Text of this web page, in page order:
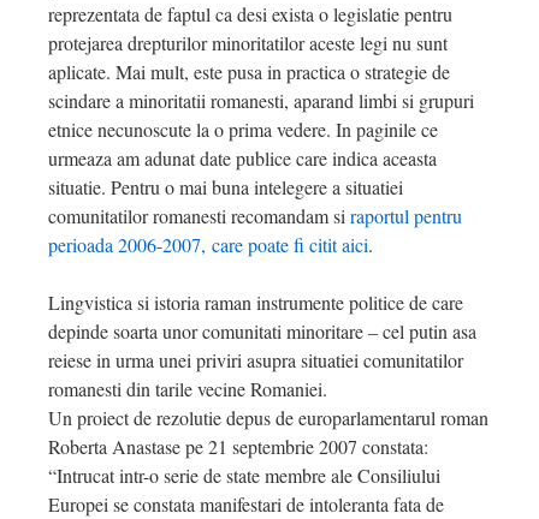
reprezentata de faptul ca desi exista o legislatie pentru
protejarea drepturilor minoritatilor aceste legi nu sunt
aplicate. Mai mult, este pusa in practica o strategie de
scindare a minoritatii romanesti, aparand limbi si grupuri
etnice necunoscute la o prima vedere. In paginile ce
urmeaza am adunat date publice care indica aceasta
situatie. Pentru o mai buna intelegere a situatiei
comunitatilor romanesti recomandam si raportul pentru
perioada 2006-2007, care poate fi citit aici.
Lingvistica si istoria raman instrumente politice de care
depinde soarta unor comunitati minoritare – cel putin asa
reiese in urma unei priviri asupra situatiei comunitatilor
romanesti din tarile vecine Romaniei.
Un proiect de rezolutie depus de europarlamentarul roman
Roberta Anastase pe 21 septembrie 2007 constata:
“Intrucat intr-o serie de state membre ale Consiliului
Europei se constata manifestari de intoleranta fata de